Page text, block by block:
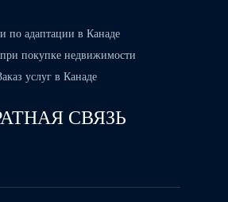
по адаптации в Канаде
покупке недвижимости
услуг в Канаде
СВЯЗЬ